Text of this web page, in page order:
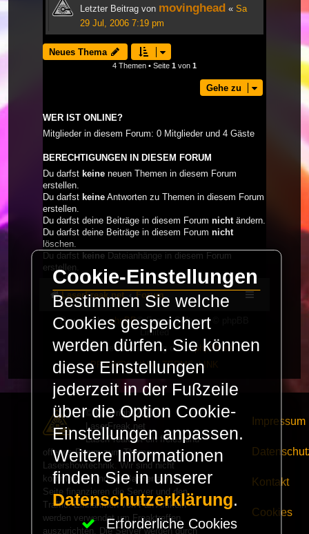
Letzter Beitrag von movinghead « Sa
29 Jul, 2006 7:19 pm
Neues Thema
4 Themen • Seite 1 von 1
Gehe zu
WER IST ONLINE?
Mitglieder in diesem Forum: 0 Mitglieder und 4 Gäste
BERECHTIGUNGEN IN DIESEM FORUM
Du darfst keine neuen Themen in diesem Forum
erstellen.
Du darfst keine Antworten zu Themen in diesem Forum
erstellen.
Du darfst deine Beiträge in diesem Forum nichtändern.
Du darfst deine Beiträge in diesem Forum nicht
löschen.
Du darfst keine Dateianhänge in diesem Forum
erstellen.
LaserFreak.net Forum
Powered byphpBB® Forum Software © phpBB
Limited
Deutsche Übersetzung durchphpBB.de
PRIVACY_LINK | TERMS_LINK
© Copyright 2025 -
LaserFreak.net
LaserFreak ist ein freies und
offenes Forum zum Thema
Lasershowtechnik. Wir sind nicht
kommerziell und die Banner auf dieser
Seite finanzieren die Server und den
Traffic. Einnahmen von Fan Artikeln
werden verwendet um Freaktreffen
auszurichten. Die Server werden durch
Impressum
Kontakt
Cookies
Cookie-Einstellungen
Bestimmen Sie welche
Cookies gespeichert
werden dürfen. Sie können
diese Einstellungen
jederzeit in der Fußzeile
über die Option Cookie-
Einstellungen anpassen.
Weitere Informationen
finden Sie in unserer
Datenschutzerklärung.
Erforderliche Cookies